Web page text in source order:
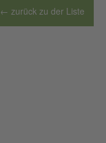
← zurück zu der Liste